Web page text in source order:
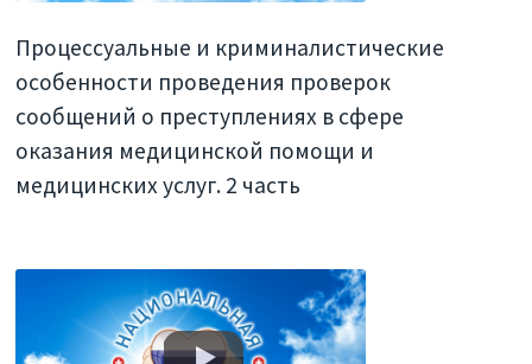
Процессуальные и криминалистические
особенности проведения проверок
сообщений о преступлениях в сфере
оказания медицинской помощи и
медицинских услуг. 2 часть